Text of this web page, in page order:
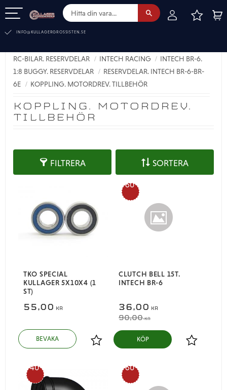
INFO@KULLAGERGROSSISTEN.SE
KOPPLING. MOTORDREV.
TILLBEHÖR
RC-BILAR. RESERVDELAR INTECH RACING
INTECH BR-6.
1:8 BUGGY. RESERVDELAR
RESERVDELAR. INTECH BR-6-BR-
6E
KOPPLING. MOTORDREV. TILLBEHÖR
FILTRERA SORTERA
TKO SPECIAL
KULLAGER 5X10X4 (1
ST)
55,00 KR
Lägg till i favoriter
CLUTCH BELL 15T.
INTECH BR-6
36,00 KR
90,00KR
60
%
Lägg till i
KÖP
40
%
60
%